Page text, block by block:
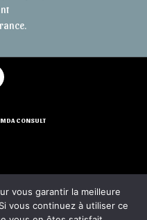
CONSULT
vous garantir la meilleure
vous continuez à utiliser ce